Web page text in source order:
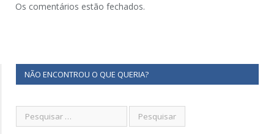
Os comentários estão fechados.
NÃO ENCONTROU O QUE QUERIA?